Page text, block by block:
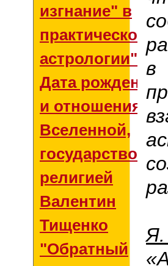
изгнание" в
практической
астрологии"
Дата рождения
и отношения со
Вселенной,
государством и
религией
Валентин
Тищенко
"Обратный